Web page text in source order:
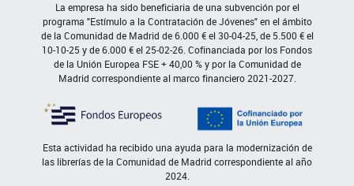
La empresa ha sido beneficiaria de una subvención por el
programa "Estímulo a la Contratación de Jóvenes" en el ámbito
de la Comunidad de Madrid de 6.000 € el 30-04-25, de 5.500 € el
10-10-25 y de 6.000 € el 25-02-26. Cofinanciada por los Fondos
de la Unión Europea FSE + 40,00 % y por la Comunidad de
Madrid correspondiente al marco financiero 2021-2027.
Esta actividad ha recibido una ayuda para la modernización de
las librerías de la Comunidad de Madrid correspondiente al año
2024.